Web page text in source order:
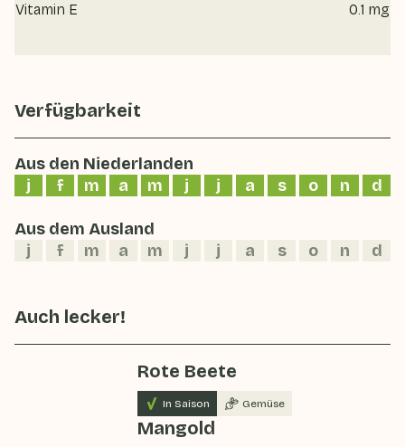
Vitamin E
0.1 mg
Verfügbarkeit
Aus den Niederlanden
j
f m a m j j a s o n d
Aus dem Ausland
j
f m a m j j a s o n d
Auch lecker!
Rote Beete
In Saison Gemüse
Mangold